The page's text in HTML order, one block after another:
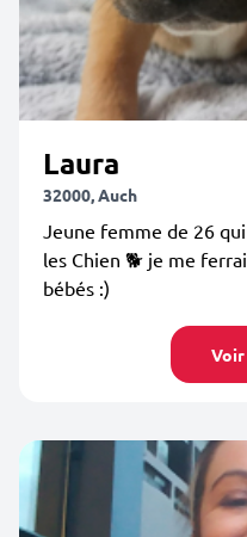
Laura
32000, Auch
Jeune femme de 26
les Chien 🐕 je me
bébés :)